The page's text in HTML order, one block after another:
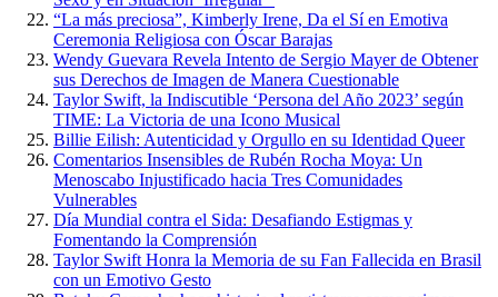
“La más preciosa”, Kimberly Irene, Da el Sí en Emotiva
Ceremonia Religiosa con Óscar Barajas
Wendy Guevara Revela Intento de Sergio Mayer de Obtener
sus Derechos de Imagen de Manera Cuestionable
Taylor Swift, la Indiscutible ‘Persona del Año 2023’ según
TIME: La Victoria de una Icono Musical
Billie Eilish: Autenticidad y Orgullo en su Identidad Queer
Comentarios Insensibles de Rubén Rocha Moya: Un
Menoscabo Injustificado hacia Tres Comunidades
Vulnerables
Día Mundial contra el Sida: Desafiando Estigmas y
Fomentando la Comprensión
Taylor Swift Honra la Memoria de su Fan Fallecida en Brasil
con un Emotivo Gesto